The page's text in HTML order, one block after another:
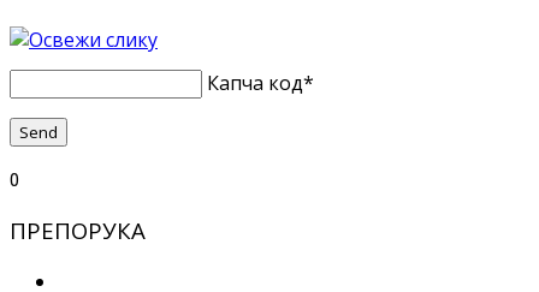
Капча код*
0
ПРЕПОРУКА